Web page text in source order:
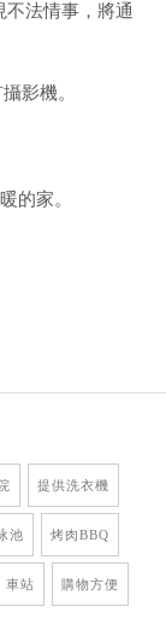
不法情事，將通
影機。
的家。
提供洗衣機
池 烤肉BBQ
車站 購物方便